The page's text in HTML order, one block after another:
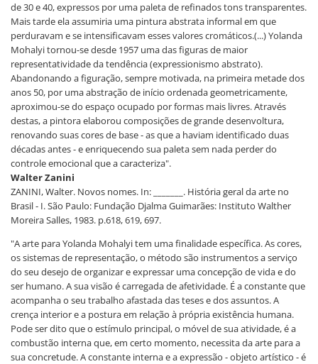
de 30 e 40, expressos por uma paleta de refinados tons transparentes.
Mais tarde ela assumiria uma pintura abstrata informal em que
perduravam e se intensificavam esses valores cromáticos.(...) Yolanda
Mohalyi tornou-se desde 1957 uma das figuras de maior
representatividade da tendência (expressionismo abstrato).
Abandonando a figuração, sempre motivada, na primeira metade dos
anos 50, por uma abstração de início ordenada geometricamente,
aproximou-se do espaço ocupado por formas mais livres. Através
destas, a pintora elaborou composições de grande desenvoltura,
renovando suas cores de base - as que a haviam identificado duas
décadas antes - e enriquecendo sua paleta sem nada perder do
controle emocional que a caracteriza".
Walter Zanini
ZANINI, Walter. Novos nomes. In: _______. História geral da arte no
Brasil - I. São Paulo: Fundação Djalma Guimarães: Instituto Walther
Moreira Salles, 1983. p.618, 619, 697.
"A arte para Yolanda Mohalyi tem uma finalidade específica. As cores,
os sistemas de representação, o método são instrumentos a serviço
do seu desejo de organizar e expressar uma concepção de vida e do
ser humano. A sua visão é carregada de afetividade. É a constante que
acompanha o seu trabalho afastada das teses e dos assuntos. A
crença interior e a postura em relação à própria existência humana.
Pode ser dito que o estímulo principal, o móvel de sua atividade, é a
combustão interna que, em certo momento, necessita da arte para a
sua concretude. A constante interna e a expressão - objeto artístico - é